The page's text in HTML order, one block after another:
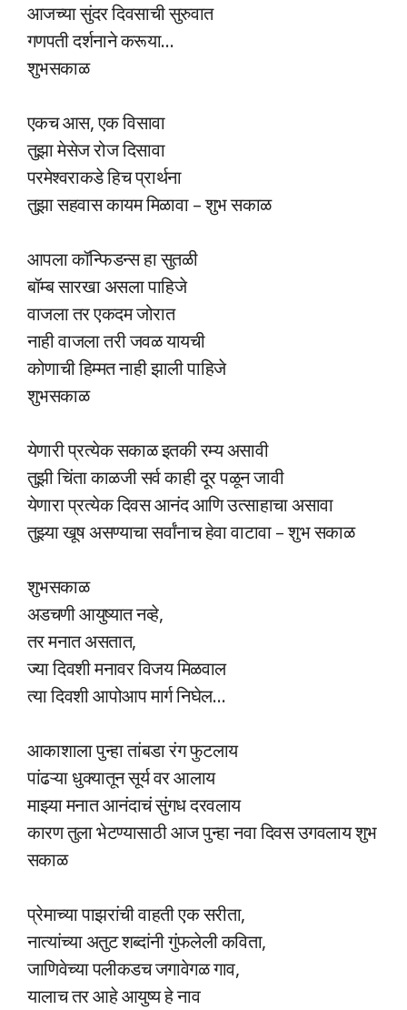
आजच्या सुंदर दिवसाची सुरुवात
गणपती दर्शनाने करूया…
शुभसकाळ
एकच आस, एक विसावा
तुझा मेसेज रोज दिसावा
परमेश्वराकडे हिच प्रार्थना
तुझा सहवास कायम मिळावा – शुभ सकाळ
आपला कॉन्फिडन्स हा सुतळी
बॉम्ब सारखा असला पाहिजे
वाजला तर एकदम जोरात
नाही वाजला तरी जवळ यायची
कोणाची हिम्मत नाही झाली पाहिजे
शुभसकाळ
येणारी प्रत्येक सकाळ इतकी रम्य असावी
तुझी चिंता काळजी सर्व काही दूर पळून जावी
येणारा प्रत्येक दिवस आनंद आणि उत्साहाचा असावा
तुझ्या खूष असण्याचा सर्वांनाच हेवा वाटावा – शुभ सकाळ
शुभसकाळ
अडचणी आयुष्यात नव्हे,
तर मनात असतात,
ज्या दिवशी मनावर विजय मिळवाल
त्या दिवशी आपोआप मार्ग निघेल…
आकाशाला पुन्हा तांबडा रंग फुटलाय
पांढऱ्या धुक्यातून सूर्य वर आलाय
माझ्या मनात आनंदाचं सुंगध दरवलाय
कारण तुला भेटण्यासाठी आज पुन्हा नवा दिवस उगवलाय शुभ
सकाळ
प्रेमाच्या पाझरांची वाहती एक सरीता,
नात्यांच्या अतुट शब्दांनी गुंफलेली कविता,
जाणिवेच्या पलीकडच जगावेगळ गाव,
यालाच तर आहे आयुष्य हे नाव